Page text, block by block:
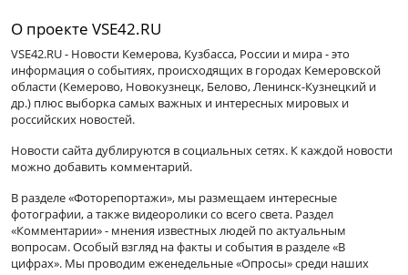
О проекте VSE42.RU
VSE42.RU - Новости Кемерова, Кузбасса, России и мира - это
информация о событиях, происходящих в городах Кемеровской
области (Кемерово, Новокузнецк, Белово, Ленинск-Кузнецкий и
др.) плюс выборка самых важных и интересных мировых и
российских новостей.
Новости сайта дублируются в социальных сетях. К каждой новости
можно добавить комментарий.
В разделе «Фоторепортажи», мы размещаем интересные
фотографии, а также видеоролики со всего света. Раздел
«Комментарии» - мнения известных людей по актуальным
вопросам. Особый взгляд на факты и события в разделе «В
цифрах». Мы проводим еженедельные «Опросы» среди наших